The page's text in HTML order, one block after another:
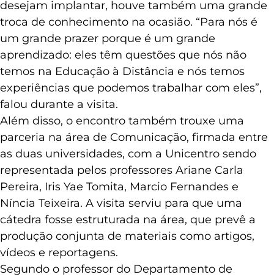
desejam implantar, houve também uma grande
troca de conhecimento na ocasião. “Para nós é
um grande prazer porque é um grande
aprendizado: eles têm questões que nós não
temos na Educação à Distância e nós temos
experiências que podemos trabalhar com eles”,
falou durante a visita.
Além disso, o encontro também trouxe uma
parceria na área de Comunicação, firmada entre
as duas universidades, com a Unicentro sendo
representada pelos professores Ariane Carla
Pereira, Iris Yae Tomita, Marcio Fernandes e
Níncia Teixeira. A visita serviu para que uma
cátedra fosse estruturada na área, que prevê a
produção conjunta de materiais como artigos,
vídeos e reportagens.
Segundo o professor do Departamento de